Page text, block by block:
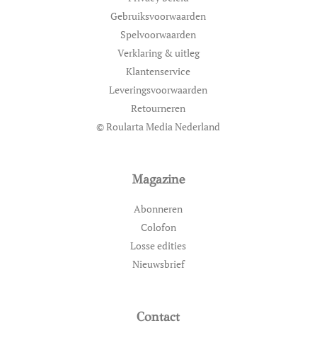
Gebruiksvoorwaarden
Spelvoorwaarden
Verklaring & uitleg
Klantenservice
Leveringsvoorwaarden
Retourneren
© Roularta Media Nederland
Magazine
Abonneren
Colofon
Losse edities
Nieuwsbrief
Contact